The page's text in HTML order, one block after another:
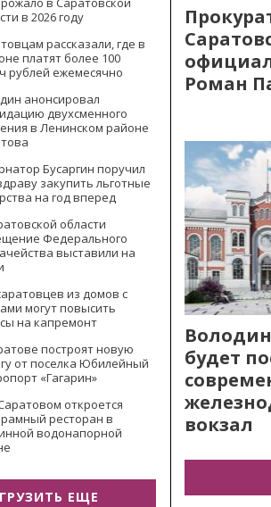
в 2026 году
рассказали, где в
платят более 100
рублей ежемесячно
анонсировал
двухсменного
в Ленинском районе
Бусаргин поручил
закупить льготные
на год вперед
области
Федерального
выставили на
из домов с
могут повысить
на капремонт
построят новую
от поселка Юбилейный
«Гагарин»
откроется
ресторан в
водонапорной
ЕЩЕ
Роман
будет
вокзал